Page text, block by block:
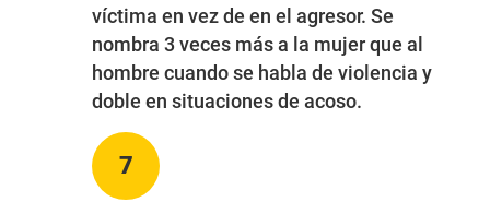
víctima en vez de en el agresor. Se
nombra 3 veces más a la mujer que al
hombre cuando se habla de violencia y
doble en situaciones de acoso.
7